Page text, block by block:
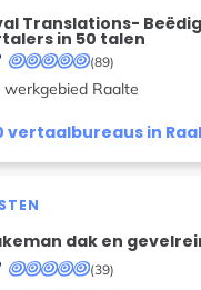
Translations-
in 50 talen
(89)
vertaalbureaus in
werkgebied Raalte
dak en
(39)